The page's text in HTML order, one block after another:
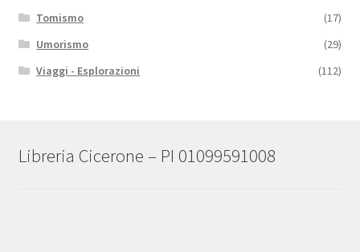
Tomismo
(17)
Umorismo
(29)
Viaggi - Esplorazioni
(112)
Libreria Cicerone – PI 01099591008